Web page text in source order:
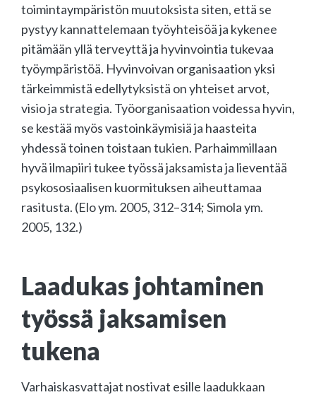
toimintaympäristön muutoksista siten, että se
pystyy kannattelemaan työyhteisöä ja kykenee
pitämään yllä terveyttä ja hyvinvointia tukevaa
työympäristöä. Hyvinvoivan organisaation yksi
tärkeimmistä edellytyksistä on yhteiset arvot,
visio ja strategia. Työorganisaation voidessa hyvin,
se kestää myös vastoinkäymisiä ja haasteita
yhdessä toinen toistaan tukien. Parhaimmillaan
hyvä ilmapiiri tukee työssä jaksamista ja lieventää
psykososiaalisen kuormituksen aiheuttamaa
rasitusta. (Elo ym. 2005, 312–314; Simola ym.
2005, 132.)
Laadukas johtaminen
työssä jaksamisen
tukena
Varhaiskasvattajat nostivat esille laadukkaan